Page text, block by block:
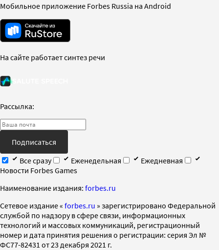
Мобильное приложение Forbes Russia на Android
На сайте работает синтез речи
Рассылка:
Подписаться
Все сразу
Еженедельная
Ежедневная
Новости Forbes Games
Наименование издания: forbes.ru
Cетевое издание « forbes.ru » зарегистрировано Федеральной
службой по надзору в сфере связи, информационных
технологий и массовых коммуникаций, регистрационный
номер и дата принятия решения о регистрации: серия Эл №
ФС77-82431 от 23 декабря 2021 г.